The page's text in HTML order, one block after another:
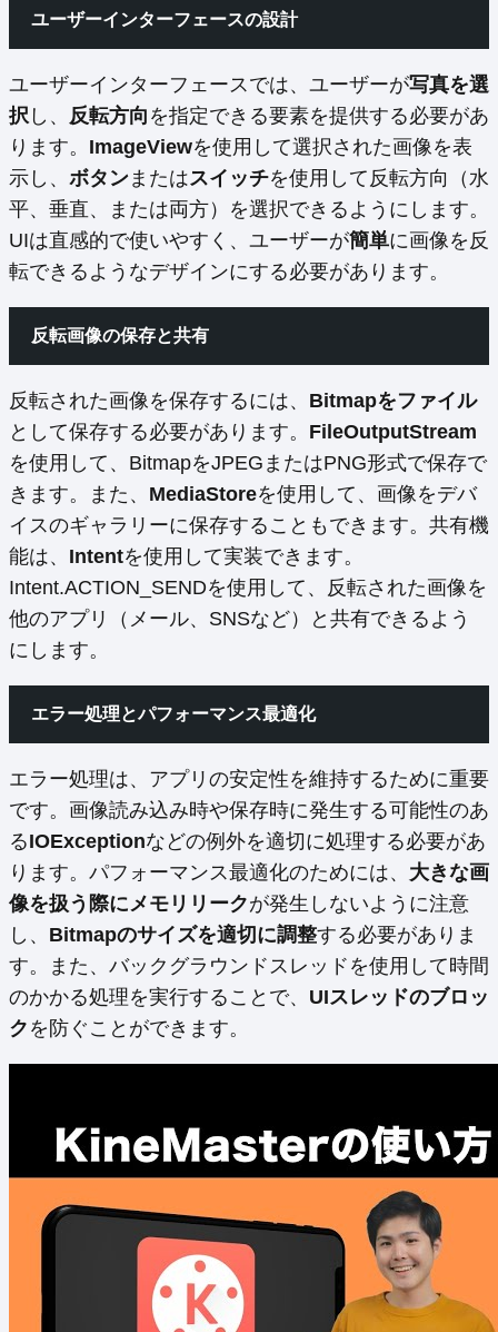
ユーザーインターフェースの設計
ユーザーインターフェースでは、ユーザーが写真を選
択し、 反転方向 を指定できる要素を提供する必要があ
ります。 ImageViewを使用して選択された画像を表
示し、 ボタンまたはスイッチを使用して反転方向（水
平、垂直、または両方）を選択できるようにします。
UIは直感的で使いやすく、ユーザーが簡単に画像を反
転できるようなデザインにする必要があります。
反転画像の保存と共有
反転された画像を保存するには、 Bitmapをファイル
として保存する必要があります。 FileOutputStream
を使用して、BitmapをJPEGまたはPNG形式で保存で
きます。また、 MediaStoreを使用して、画像をデバ
イスのギャラリーに保存することもできます。共有機
能は、 Intentを使用して実装できます。
Intent.ACTION_SENDを使用して、反転された画像を
他のアプリ（メール、SNSなど）と共有できるよう
にします。
エラー処理とパフォーマンス最適化
エラー処理は、アプリの安定性を維持するために重要
です。画像読み込み時や保存時に発生する可能性のあ
るIOExceptionなどの例外を適切に処理する必要があ
ります。パフォーマンス最適化のためには、 大きな画
像を扱う際にメモリリークが発生しないように注意
し、 Bitmapのサイズを適切に調整する必要がありま
す。また、バックグラウンドスレッドを使用して時間
のかかる処理を実行することで、 UIスレッドのブロッ
ク を防ぐことができます。